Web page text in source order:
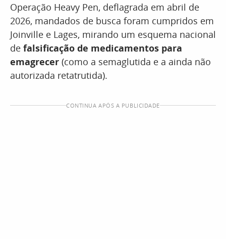
Operação Heavy Pen, deflagrada em abril de
2026, mandados de busca foram cumpridos em
Joinville e Lages, mirando um esquema nacional
de falsificação de medicamentos para
emagrecer (como a semaglutida e a ainda não
autorizada retatrutida).
CONTINUA APÓS A PUBLICIDADE